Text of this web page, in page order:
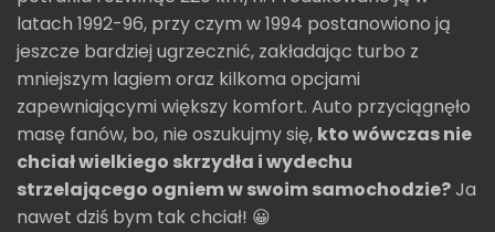
latach 1992-96, przy czym w 1994 postanowiono ją
jeszcze bardziej ugrzecznić, zakładając turbo z
mniejszym lagiem oraz kilkoma opcjami
zapewniającymi większy komfort. Auto przyciągnęło
masę fanów, bo, nie oszukujmy się, kto wówczas nie
chciał wielkiego skrzydła i wydechu
strzelającego ogniem w swoim samochodzie?Ja
nawet dziś bym tak chciał! 😀